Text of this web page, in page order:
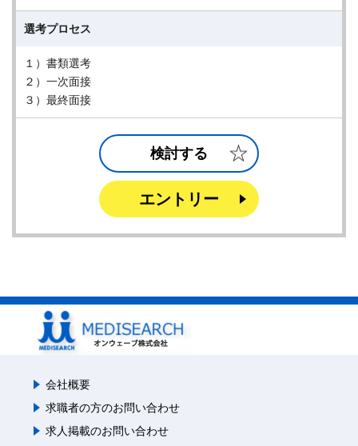
選考プロセス
１）書類選考
２）一次面接
３）最終面接
検討する
エントリー
会社概要
求職者の方のお問い合わせ
求人掲載のお問い合わせ